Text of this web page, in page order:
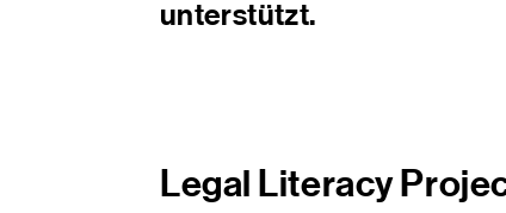
unterstützt.
Legal Literacy